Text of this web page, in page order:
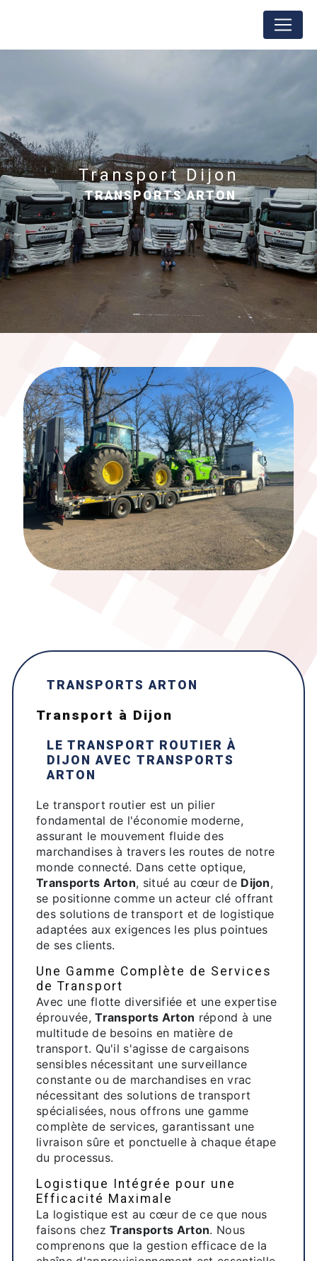
transport Dijon
TRANSPORTS ARTON
TRANSPORTS ARTON
transport à Dijon
LE TRANSPORT ROUTIER À
DIJON AVEC TRANSPORTS
ARTON
Le transport routier est un pilier
fondamental de l'économie moderne,
assurant le mouvement fluide des
marchandises à travers les routes de notre
monde connecté. Dans cette optique,
Transports Arton, situé au cœur de Dijon,
se positionne comme un acteur clé offrant
des solutions de transport et de logistique
adaptées aux exigences les plus pointues
de ses clients.
Une Gamme Complète de Services
de Transport
Avec une flotte diversifiée et une expertise
éprouvée,Transports Arton répond à une
multitude de besoins en matière de
transport. Qu'il s'agisse de cargaisons
sensibles nécessitant une surveillance
constante ou de marchandises en vrac
nécessitant des solutions de transport
spécialisées, nous offrons une gamme
complète de services, garantissant une
livraison sûre et ponctuelle à chaque étape
du processus.
Logistique Intégrée pour une
Efficacité Maximale
La logistique est au cœur de ce que nous
faisons chezTransports Arton. Nous
comprenons que la gestion efficace de la